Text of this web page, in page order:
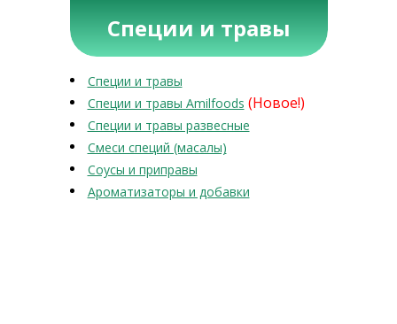
Специи и травы
Специи и травы
Специи и травы Amilfoods (Новое!)
Специи и травы развесные
Смеси специй (масалы)
Соусы и приправы
Ароматизаторы и добавки